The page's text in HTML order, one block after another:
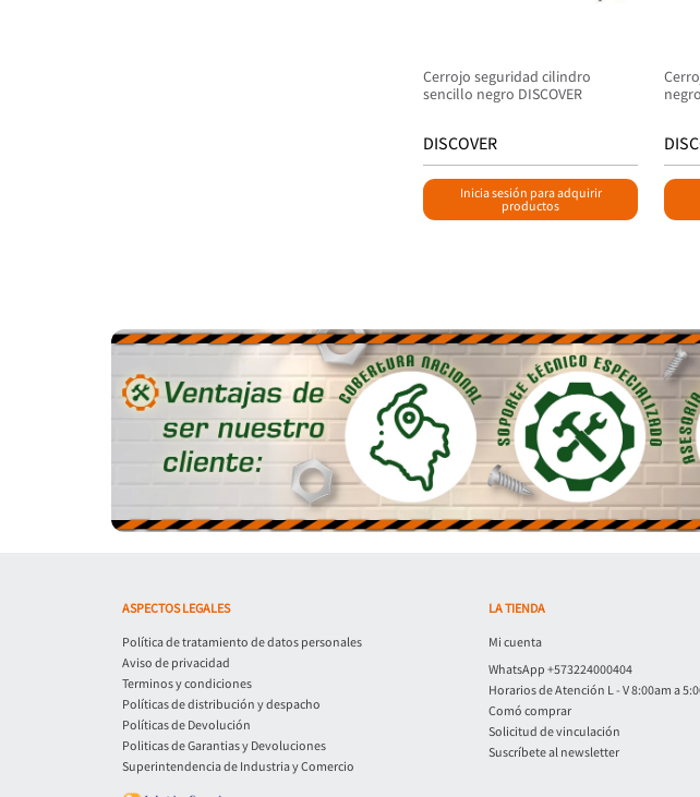
Cerrojo seguridad cilindro
sencillo negro DISCOVER
DISCOVER
Inicia sesión para adquirir
productos
ASPECTOS LEGALES
Política de tratamiento de datos personales
Aviso de privacidad
Terminos y condiciones
Políticas de distribución y despacho
Políticas de Devolución
Politicas de Garantias y Devoluciones
Superintendencia de Industria y Comercio
LA TIENDA
Mi cuenta
WhatsApp +573224000404
Horarios de Atención L - V 8:00am a
Comó comprar
Solicitud de vinculación
Suscríbete al newsletter